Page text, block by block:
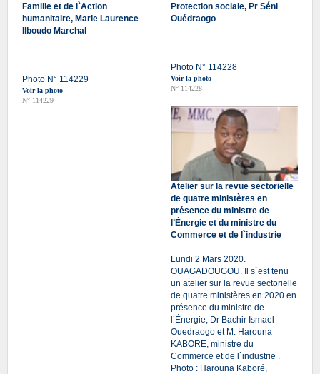
Famille et de l`Action
humanitaire, Marie Laurence
Ilboudo Marchal
Photo N° 114229
Voir la photo
N° 114229
Protection sociale, Pr Séni
Ouédraogo
Photo N° 114228
Voir la photo
N° 114228
Atelier sur la revue sectorielle
de quatre ministères en
présence du ministre de
l’Énergie et du ministre du
Commerce et de l`industrie
Lundi 2 Mars 2020.
OUAGADOUGOU. Il s`est tenu
un atelier sur la revue sectorielle
de quatre ministères en 2020 en
présence du ministre de
l’Énergie, Dr Bachir Ismael
Ouedraogo et M. Harouna
KABORE, ministre du
Commerce et de l`industrie .
Photo : Harouna Kaboré,